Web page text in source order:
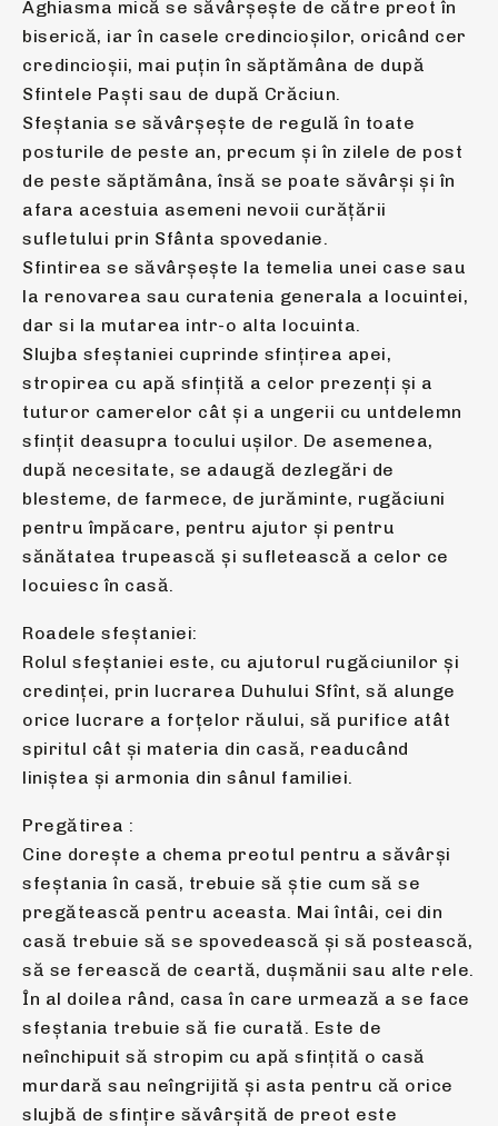
Aghiasma mică se săvârşeşte de către preot în
biserică, iar în casele credincioşilor, oricând cer
credincioşii, mai puţin în săptămâna de după
Sfintele Paşti sau de după Crăciun.
Sfeştania se săvârşeşte de regulă în toate
posturile de peste an, precum şi în zilele de post
de peste săptămâna, însă se poate săvârși și în
afara acestuia asemeni nevoii curățării
sufletului prin Sfânta spovedanie.
Sfintirea se săvârșește la temelia unei case sau
la renovarea sau curatenia generala a locuintei,
dar si la mutarea intr-o alta locuinta.
Slujba sfeştaniei cuprinde sfinţirea apei,
stropirea cu apă sfinţită a celor prezenţi şi a
tuturor camerelor cât și a ungerii cu untdelemn
sfințit deasupra tocului ușilor. De asemenea,
după necesitate, se adaugă dezlegări de
blesteme, de farmece, de jurăminte, rugăciuni
pentru împăcare, pentru ajutor şi pentru
sănătatea trupească şi sufletească a celor ce
locuiesc în casă.
Roadele sfeștaniei:
Rolul sfeștaniei este, cu ajutorul rugăciunilor și
credinței, prin lucrarea Duhului Sfînt, să alunge
orice lucrare a forțelor răului, să purifice atât
spiritul cât și materia din casă, readucând
liniștea și armonia din sânul familiei.
Pregătirea :
Cine doreşte a chema preotul pentru a săvârşi
sfeştania în casă, trebuie să ştie cum să se
pregătească pentru aceasta. Mai întâi, cei din
casă trebuie să se spovedească şi să postească,
să se ferească de ceartă, duşmănii sau alte rele.
În al doilea rând, casa în care urmează a se face
sfeştania trebuie să fie curată. Este de
neînchipuit să stropim cu apă sfinţită o casă
murdară sau neîngrijită şi asta pentru că orice
slujbă de sfinţire săvârşită de preot este